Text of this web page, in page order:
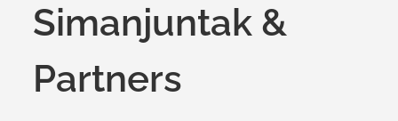
Simanjuntak &
Partners